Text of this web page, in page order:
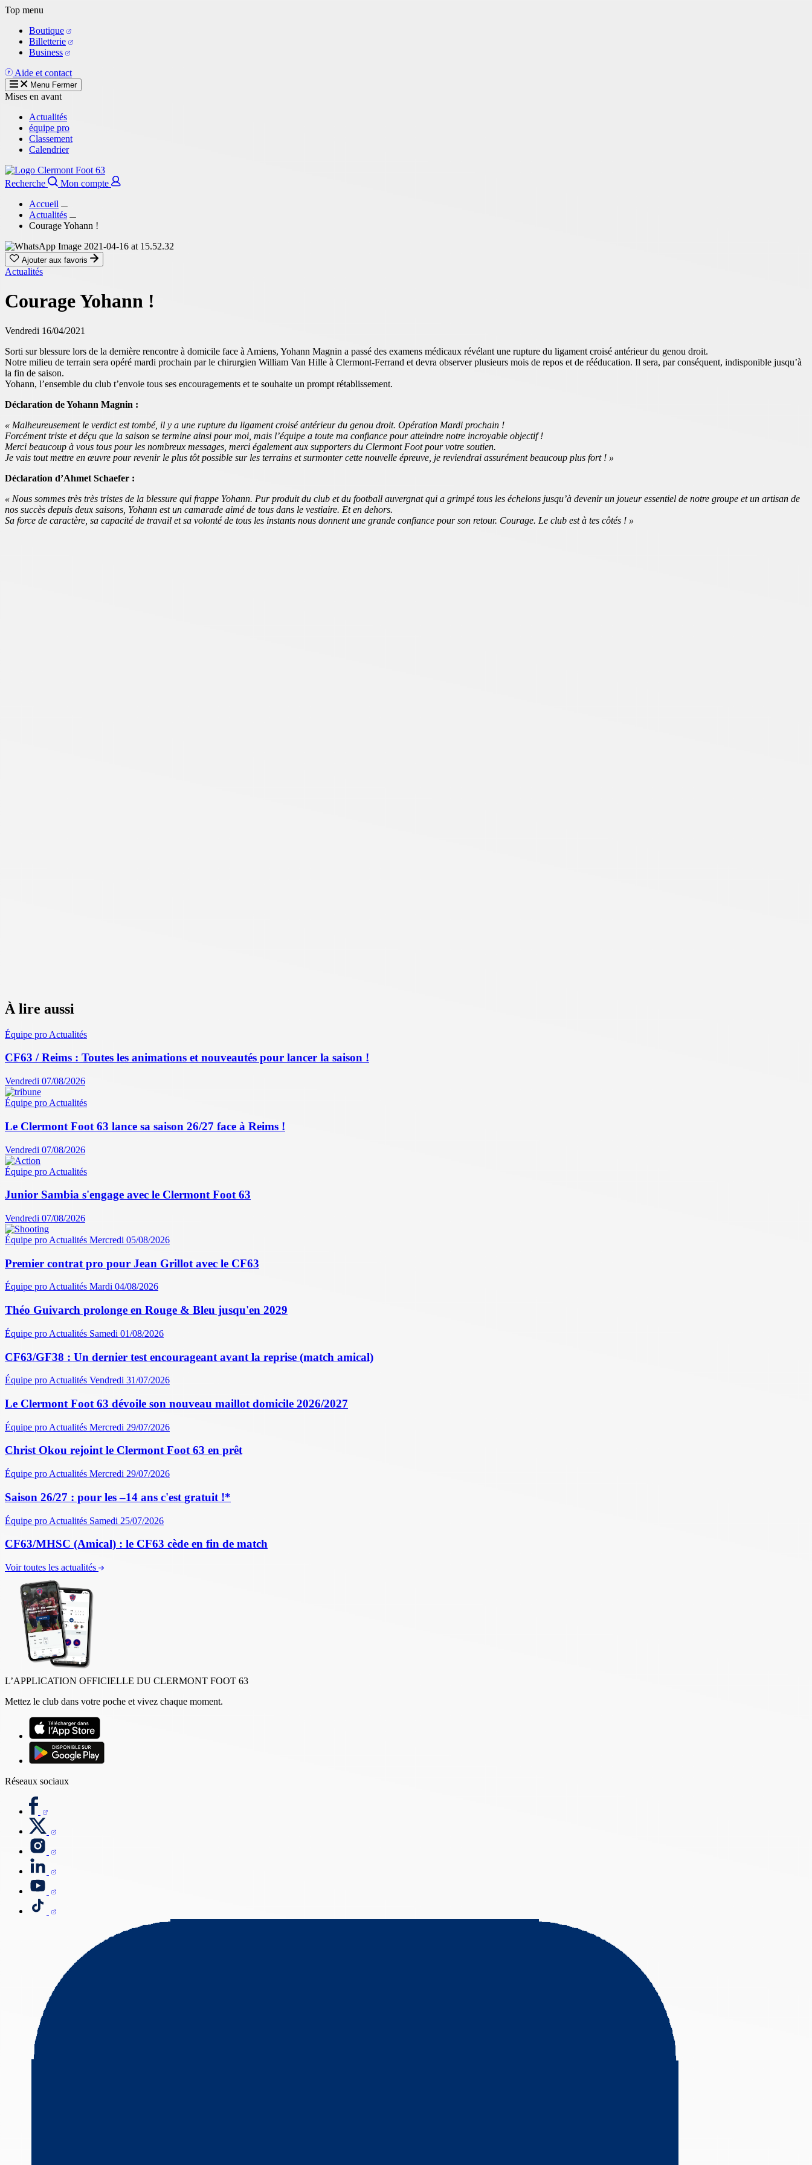
Aller
contenu
principal
Top menu
Boutique
Billetterie
Business
Aide et contact
Menu Fermer
Mises en avant
Actualités
équipe pro
Classement
Calendrier
Recherche
Mon compte
Accueil
Actualités
Courage Yohann !
Ajouter aux favoris
Actualités
Courage Yohann !
Vendredi 16/04/2021
Sorti sur blessure lors de la dernière rencontre à domicile face à Amiens, Yohann Magnin a passé des examens médicaux révélant une rupture du ligament croisé antérieur du genou droit.
Notre milieu de terrain sera opéré mardi prochain par le chirurgien William Van Hille à Clermont-Ferrand et devra observer plusieurs mois de repos et de rééducation. Il sera, par conséquent, indisponible jusqu’à
la fin de saison.
Yohann, l’ensemble du club t’envoie tous ses encouragements et te souhaite un prompt rétablissement.
Déclaration de Yohann Magnin :
« Malheureusement le verdict est tombé, il y a une rupture du ligament croisé antérieur du genou droit. Opération Mardi prochain !
Forcément triste et déçu que la saison se termine ainsi pour moi, mais l’équipe a toute ma confiance pour atteindre notre incroyable objectif !
Merci beaucoup à vous tous pour les nombreux messages, merci également aux supporters du Clermont Foot pour votre soutien.
Je vais tout mettre en œuvre pour revenir le plus tôt possible sur les terrains et surmonter cette nouvelle épreuve, je reviendrai assurément beaucoup plus fort ! »
Déclaration d’Ahmet Schaefer :
« Nous sommes très très tristes de la blessure qui frappe Yohann. Pur produit du club et du football auvergnat qui a grimpé tous les échelons jusqu’à devenir un joueur essentiel de notre groupe et un artisan de
nos succès depuis deux saisons, Yohann est un camarade aimé de tous dans le vestiaire. Et en dehors.
Sa force de caractère, sa capacité de travail et sa volonté de tous les instants nous donnent une grande confiance pour son retour. Courage. Le club est à tes côtés ! »
À lire aussi
Équipe pro Actualités
CF63 / Reims : Toutes les animations et nouveautés pour lancer la saison !
Vendredi 07/08/2026
Équipe pro Actualités
Le Clermont Foot 63 lance sa saison 26/27 face à Reims !
Vendredi 07/08/2026
Équipe pro Actualités
Junior Sambia s'engage avec le Clermont Foot 63
Vendredi 07/08/2026
Équipe pro Actualités Mercredi 05/08/2026
Premier contrat pro pour Jean Grillot avec le CF63
Équipe proActualités Mardi 04/08/2026
Théo Guivarch prolonge en Rouge & Bleu jusqu'en 2029
Équipe pro Actualités Samedi 01/08/2026
CF63/GF38 : Un dernier test encourageant avant la reprise (match amical)
Équipe pro Actualités Vendredi 31/07/2026
Le Clermont Foot 63 dévoile son nouveau maillot domicile 2026/2027
Équipe pro Actualités Mercredi 29/07/2026
Christ Okou rejoint le Clermont Foot 63 en prêt
Équipe pro Actualités Mercredi 29/07/2026
Saison 26/27 : pour les –14 ans c'est gratuit !*
Équipe pro Actualités Samedi 25/07/2026
CF63/MHSC (Amical) : le CF63 cède en fin de match
Voir toutes les actualités
L’APPLICATION OFFICIELLE DU CLERMONT FOOT 63
Mettez le club dans votre poche et vivez chaque moment.
Réseaux sociaux